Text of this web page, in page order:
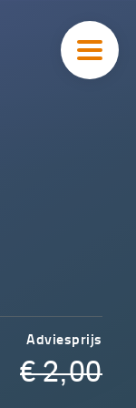
Adviesprijs
€2,00